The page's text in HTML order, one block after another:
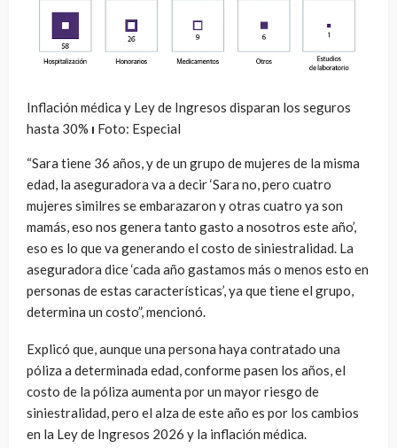
Inflación médica y Ley de Ingresos disparan los seguros
hasta 30% ı Foto: Especial
“Sara tiene 36 años, y de un grupo de mujeres de la misma
edad, la aseguradora va a decir ‘Sara no, pero cuatro
mujeres similres se embarazaron y otras cuatro ya son
mamás, eso nos genera tanto gasto a nosotros este año’,
eso es lo que va generando el costo de siniestralidad. La
aseguradora dice ‘cada año gastamos más o menos esto en
personas de estas características’, ya que tiene el grupo,
determina un costo”, mencionó.
Explicó que, aunque una persona haya contratado una
póliza a determinada edad, conforme pasen los años, el
costo de la póliza aumenta por un mayor riesgo de
siniestralidad, pero el alza de este año es por los cambios
en la Ley de Ingresos 2026 y la inflación médica.